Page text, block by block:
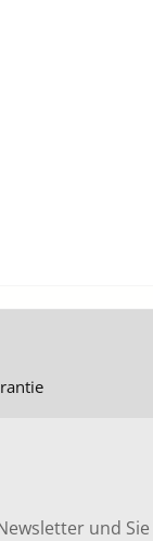
und Sie